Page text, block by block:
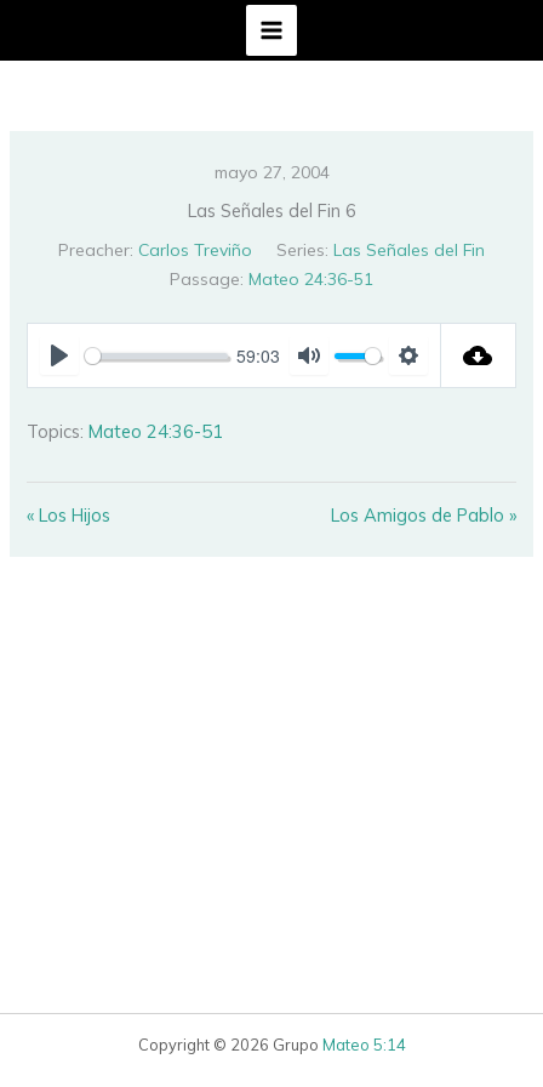
mayo 27, 2004
Las Señales del Fin 6
Preacher: Carlos Treviño Series: Las Señales del Fin
Passage: Mateo 24:36-51
PLAY
59:03
MUTE SETTINGS
Topics: Mateo 24:36-51
« Los Hijos Los Amigos de Pablo »
Copyright © 2026 Grupo Mateo 5:14